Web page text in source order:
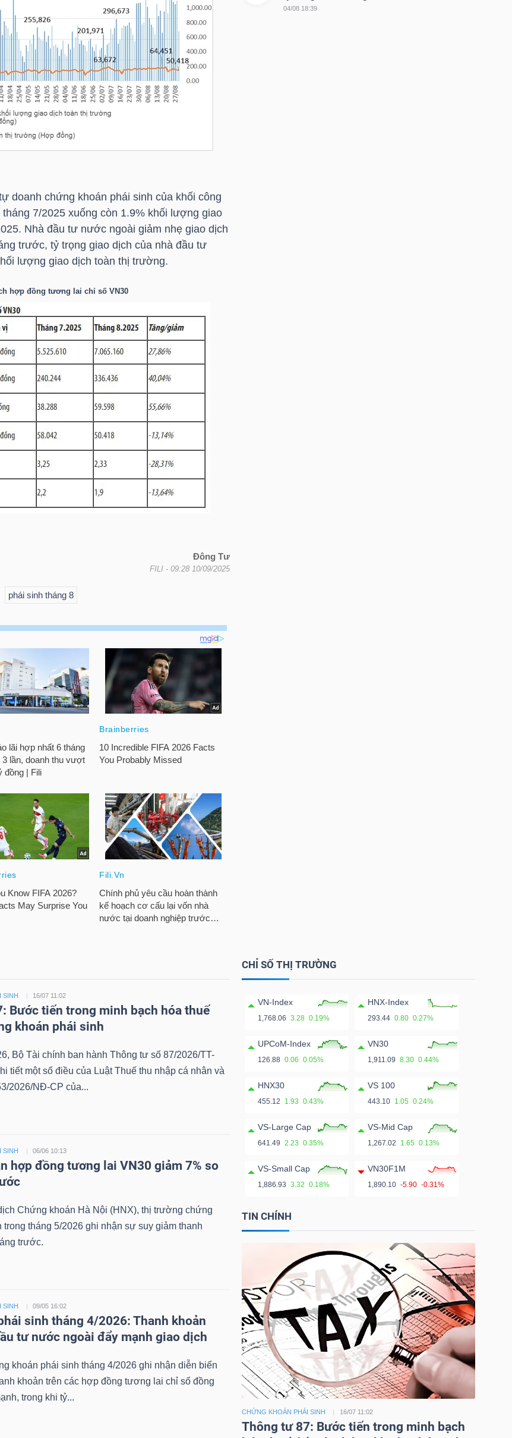
doanh chứng khoán phái sinh của khối công
7/2025 xuống còn 1.9% khối lượng giao
Nhà đầu tư nước ngoài giảm nhẹ giao dịch
trước, tỷ trọng giao dịch của nhà đầu tư
lượng giao dịch toàn thị trường.
hợp đồng tương lai chỉ số VN30
Đông Tư
FILI - 09:28 10/09/2025
phái sinh tháng 8
04/08 18:39
SINH 16/07 11:02
Bước tiến trong minh bạch hóa thuế
khoán phái sinh
Bộ Tài chính ban hành Thông tư số 87/2026/TT-
tiết một số điều của Luật Thuế thu nhập cá nhân và
2026/NĐ-CP của...
SINH 06/06 10:13
hợp đồng tương lai VN30 giảm 7% so
Chứng khoán Hà Nội (HNX), thị trường chứng
trong tháng 5/2026 ghi nhận sự suy giảm thanh
trước.
SINH 09/05 16:02
sinh tháng 4/2026: Thanh khoản
tư nước ngoài đẩy mạnh giao dịch
khoán phái sinh tháng 4/2026 ghi nhận diễn biến
khoản trên các hợp đồng tương lai chỉ số đồng
trong khi tỷ...
CHỈ SỐ THỊ TRƯỜNG
VN-Index
1,768.06 3.28 0.19%
HNX-Index
293.44 0.80 0.27%
UPCoM-Index
126.88 0.06 0.05%
VN30
1,911.09 8.30 0.44%
HNX30
455.12 1.93 0.43%
VS 100
443.10 1.05 0.24%
VS-Large Cap
641.49 2.23 0.35%
VS-Mid Cap
1,267.02 1.65 0.13%
VS-Small Cap
1,886.93 3.32 0.18%
VN30F1M
1,890.10 -5.90 -0.31%
TIN CHÍNH
CHỨNG KHOÁN PHÁI SINH 16/07 11:02
Thông tư 87: Bước tiến trong minh bạch